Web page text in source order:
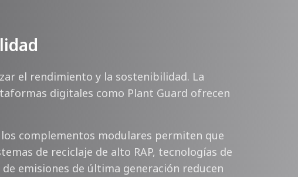
el rendimiento y la sostenibilidad. La
digitales como Plant Guard ofrecen
complementos modulares permiten que
de reciclaje de alto RAP, tecnologías de
emisiones de última generación reducen